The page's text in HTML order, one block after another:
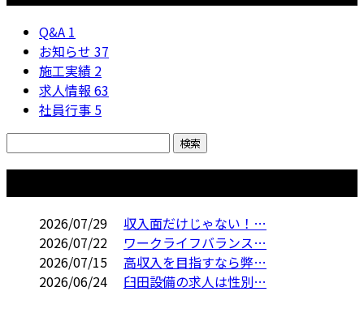
Q&A 1
お知らせ 37
施工実績 2
求人情報 63
社員行事 5
2026/07/29
収入面だけじゃない！…
2026/07/22
ワークライフバランス…
2026/07/15
高収入を目指すなら弊…
2026/06/24
臼田設備の求人は性別…